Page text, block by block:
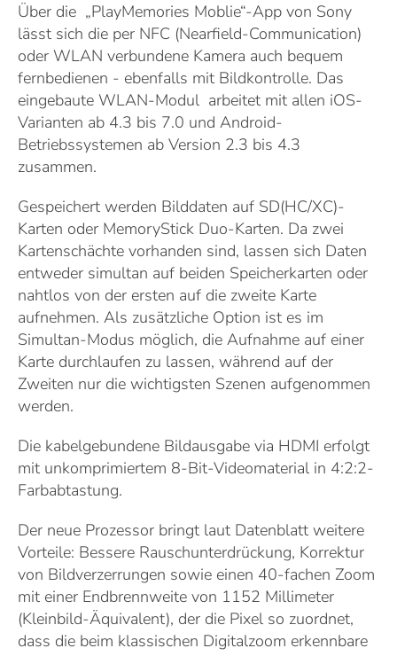
Über die „PlayMemories Moblie“-App von Sony
lässt sich die per NFC (Nearfield-Communication)
oder WLAN verbundene Kamera auch bequem
fernbedienen - ebenfalls mit Bildkontrolle. Das
eingebaute WLAN-Modul arbeitet mit allen iOS-
Varianten ab 4.3 bis 7.0 und Android-
Betriebssystemen ab Version 2.3 bis 4.3
zusammen.
Gespeichert werden Bilddaten auf SD(HC/XC)-
Karten oder MemoryStick Duo-Karten. Da zwei
Kartenschächte vorhanden sind, lassen sich Daten
entweder simultan auf beiden Speicherkarten oder
nahtlos von der ersten auf die zweite Karte
aufnehmen. Als zusätzliche Option ist es im
Simultan-Modus möglich, die Aufnahme auf einer
Karte durchlaufen zu lassen, während auf der
Zweiten nur die wichtigsten Szenen aufgenommen
werden.
Die kabelgebundene Bildausgabe via HDMI erfolgt
mit unkomprimiertem 8-Bit-Videomaterial in 4:2:2-
Farbabtastung.
Der neue Prozessor bringt laut Datenblatt weitere
Vorteile: Bessere Rauschunterdrückung, Korrektur
von Bildverzerrungen sowie einen 40-fachen Zoom
mit einer Endbrennweite von 1152 Millimeter
(Kleinbild-Äquivalent), der die Pixel so zuordnet,
dass die beim klassischen Digitalzoom erkennbare